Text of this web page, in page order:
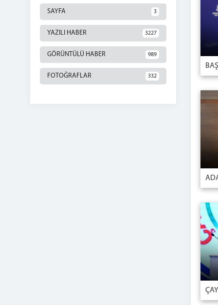
SAYFA 3
YAZILI HABER 3227
GÖRÜNTÜLÜ HABER 989
FOTOĞRAFLAR 332